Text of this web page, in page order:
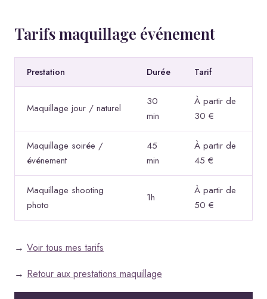
Tarifs maquillage événement
Prestation Durée Tarif
Maquillage jour / naturel
30
min
À partir de
30 €
Maquillage soirée /
événement
45
min
À partir de
45 €
Maquillage shooting
photo
1h
À partir de
50 €
→ Voir tous mes tarifs
→ Retour aux prestations maquillage